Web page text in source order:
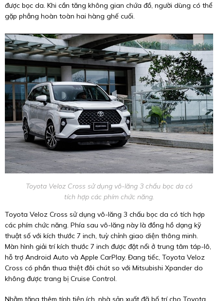
được bọc da. Khi cần tăng không gian chứa đồ, người dùng có thể
gặp phẳng hoàn toàn hai hàng ghế cuối.
Toyota Veloz Cross sử dụng vô-lăng 3 chấu bọc da có
tích hợp các phím chức năng.
Toyota Veloz Cross sử dụng vô-lăng 3 chấu bọc da có tích hợp
các phím chức năng. Phía sau vô-lăng này là đồng hồ dạng kỹ
thuật số với kích thước 7 inch, tuỳ chỉnh giao diện thông minh.
Màn hình giải trí kích thước 7 inch được đặt nổi ở trung tâm táp-lô,
hỗ trợ Android Auto và Apple CarPlay. Đang tiếc, Toyota Veloz
Cross có phần thua thiệt đôi chút so với Mitsubishi Xpander do
không được trang bị Cruise Control.
Nhằm tăng thêm tính tiện ích, nhà sản xuất đã bố trí cho Toyota